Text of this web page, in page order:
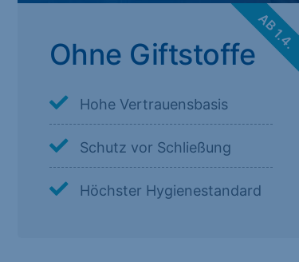
Ohne Giftstoffe
Hohe Vertrauensbasis
Schutz vor Schließung
Höchster Hygienestandard
AB 1.4.